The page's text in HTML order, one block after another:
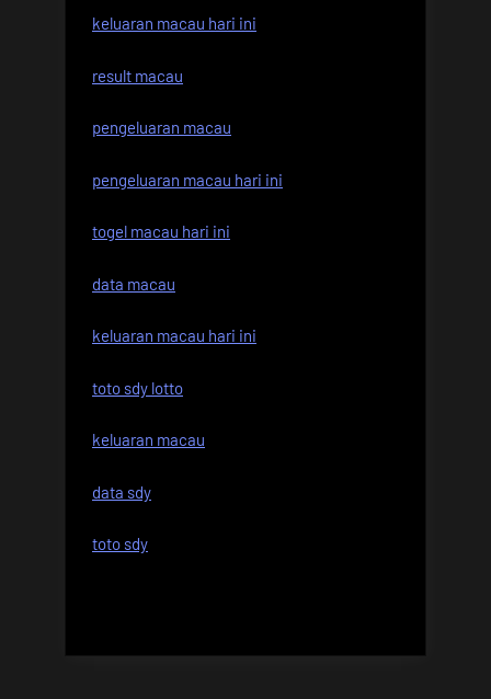
keluaran macau hari ini
result macau
pengeluaran macau
pengeluaran macau hari ini
togel macau hari ini
data macau
keluaran macau hari ini
toto sdy lotto
keluaran macau
data sdy
toto sdy